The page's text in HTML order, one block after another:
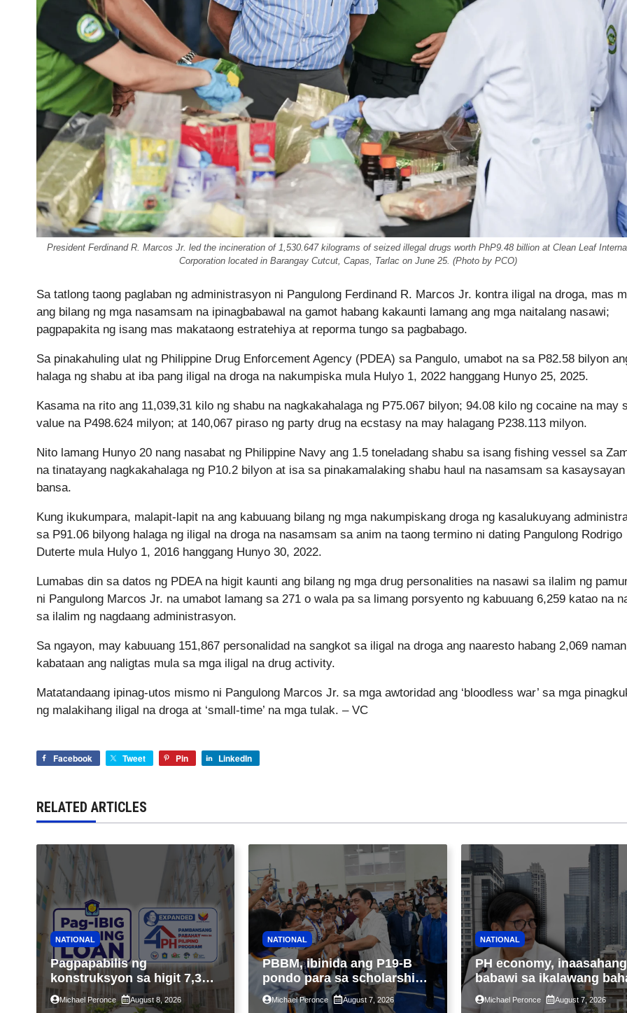
President Ferdinand R. Marcos Jr. led the incineration of 1,530.647 kilograms of seized illegal drugs worth PhP9.48 billion at Clean Leaf
Corporation located in Barangay Cutcut, Capas, Tarlac on June 25. (Photo by PCO)
Sa tatlong taong paglaban ng administrasyon ni Pangulong Ferdinand R. Marcos Jr. kontra iligal na droga, mas
ang bilang ng mga nasamsam na ipinagbabawal na gamot habang kakaunti lamang ang mga naitalang nasawi;
pagpapakita ng isang mas makataong estratehiya at reporma tungo sa pagbabago.
Sa pinakahuling ulat ng Philippine Drug Enforcement Agency (PDEA) sa Pangulo, umabot na sa P82.58 bilyon
halaga ng shabu at iba pang iligal na droga na nakumpiska mula Hulyo 1, 2022 hanggang Hunyo 25, 2025.
Kasama na rito ang 11,039,31 kilo ng shabu na nagkakahalaga ng P75.067 bilyon; 94.08 kilo ng cocaine na may
value na P498.624 milyon; at 140,067 piraso ng party drug na ecstasy na may halagang P238.113 milyon.
Nito lamang Hunyo 20 nang nasabat ng Philippine Navy ang 1.5 toneladang shabu sa isang fishing vessel sa
na tinatayang nagkakahalaga ng P10.2 bilyon at isa sa pinakamalaking shabu haul na nasamsam sa
bansa.
Kung ikukumpara, malapit-lapit na ang kabuuang bilang ng mga nakumpiskang droga ng kasalukuyang
sa P91.06 bilyong halaga ng iligal na droga na nasamsam sa anim na taong termino ni dating Pangulong Rodrigo
Duterte mula Hulyo 1, 2016 hanggang Hunyo 30, 2022.
Lumabas din sa datos ng PDEA na higit kaunti ang bilang ng mga drug personalities na nasawi sa ilalim ng
ni Pangulong Marcos Jr. na umabot lamang sa 271 o wala pa sa limang porsyento ng kabuuang 6,259 katao na
sa ilalim ng nagdaang administrasyon.
Sa ngayon, may kabuuang 151,867 personalidad na sangkot sa iligal na droga ang naaresto habang 2,069
kabataan ang naligtas mula sa mga iligal na drug activity.
Matatandaang ipinag-utos mismo ni Pangulong Marcos Jr. sa mga awtoridad ang ‘bloodless war’ sa mga
ng malakihang iligal na droga at ‘small-time’ na mga tulak. – VC
Facebook Tweet Pin LinkedIn
RELATED ARTICLES
NATIONAL
Pagpapabilis ng
konstruksyon sa higit 7,300
kabahayan sa ilalim ng
Expanded 4PH, posible na
Michael Peronce August 8, 2026
NATIONAL
PBBM, ibinida ang P19-B
pondo para sa scholarship
ngayong taon, pinakamalaki
sa kasaysayan ng TESDA
Michael Peronce August 7, 2026
NATIONAL
PH economy, inaasahang
babawi sa ikalawang
ng taon kasunod ng 2.3%
GDP dulot ng Middle
Michael Peronce August 7, 2026